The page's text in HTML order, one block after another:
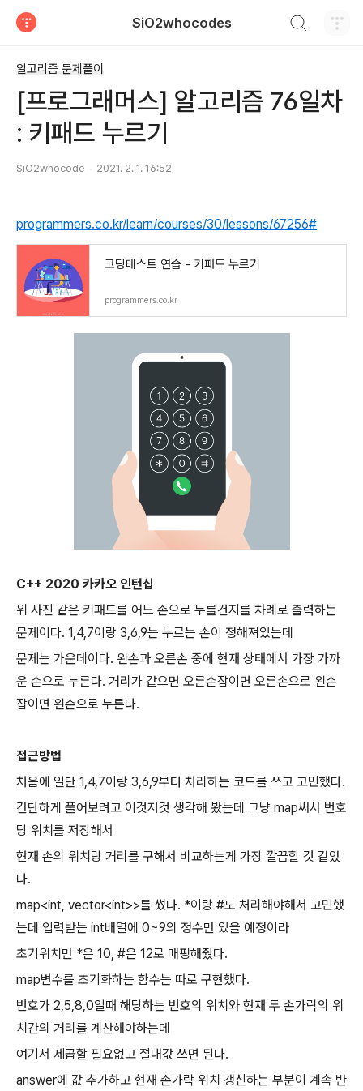
SiO2whocodes
알고리즘 문제풀이
[프로그래머스] 알고리즘 76일차
: 키패드 누르기
SiO2whocode 2021. 2. 1. 16:52
programmers.co.kr/learn/courses/30/lessons/67256#
코딩테스트 연습 - 키패드 누르기
programmers.co.kr
C++ 2020 카카오 인턴십
위 사진 같은 키패드를 어느 손으로 누를건지를 차례로 출력하는
문제이다. 1,4,7이랑 3,6,9는 누르는 손이 정해져있는데
문제는 가운데이다. 왼손과 오른손 중에 현재 상태에서 가장 가까
운 손으로 누른다. 거리가 같으면 오른손잡이면 오른손으로 왼손
잡이면 왼손으로 누른다.
접근방법
처음에 일단 1,4,7이랑 3,6,9부터 처리하는 코드를 쓰고 고민했다.
간단하게 풀어보려고 이것저것 생각해 봤는데 그냥 map써서 번호
당 위치를 저장해서
현재 손의 위치랑 거리를 구해서 비교하는게 가장 깔끔할 것 같았
다.
map<int, vector<int>>를 썼다. *이랑 #도 처리해야해서 고민했
는데 입력받는 int배열에 0~9의 정수만 있을 예정이라
초기위치만 *은 10, #은 12로 매핑해줬다.
map변수를 초기화하는 함수는 따로 구현했다.
번호가 2,5,8,0일때 해당하는 번호의 위치와 현재 두 손가락의 위
치간의 거리를 계산해야하는데
여기서 제곱할 필요없고 절대값 쓰면 된다.
answer에 값 추가하고 현재 손가락 위치 갱신하는 부분이 계속 반